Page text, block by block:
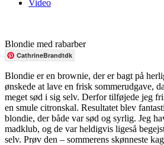
Video
Blondie med rabarber
CathrineBrandtdk
Blondie er en brownie, der er bagt på
ønskede at lave en frisk sommerudgave,
meget sød i sig selv. Derfor tilføjede jeg
en smule citronskal. Resultatet blev
blondie, der både var sød og syrlig. Jeg
madklub, og de var heldigvis ligeså
selv. Prøv den – sommerens skønneste